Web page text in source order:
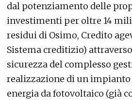
dal potenziamento delle
investimenti per oltre 14
residui di Osimo, Credito
Sistema creditizio)
sicurezza del complesso
realizzazione di un
energia da fotovoltaico (già